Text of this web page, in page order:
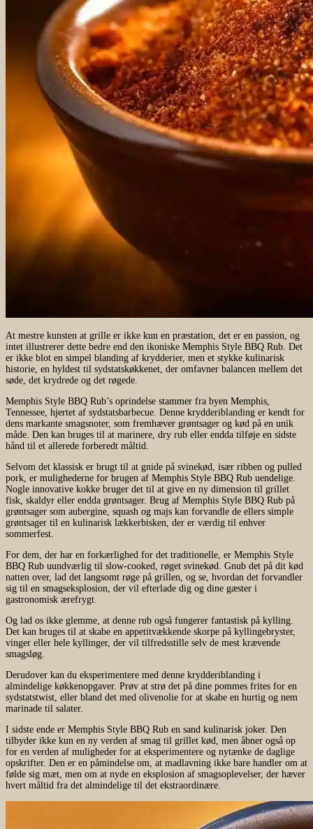
At mestre kunsten at grille er ikke kun en præstation, det er en passion, og
intet illustrerer dette bedre end den ikoniske Memphis Style BBQ Rub. Det
er ikke blot en simpel blanding af krydderier, men et stykke kulinarisk
historie, en hyldest til sydstatskøkkenet, der omfavner balancen mellem det
søde, det krydrede og det røgede.
Memphis Style BBQ Rub’s oprindelse stammer fra byen Memphis,
Tennessee, hjertet af sydstatsbarbecue. Denne krydderiblanding er kendt for
dens markante smagsnoter, som fremhæver grøntsager og kød på en unik
måde. Den kan bruges til at marinere, dry rub eller endda tilføje en sidste
hånd til et allerede forberedt måltid.
Selvom det klassisk er brugt til at gnide på svinekød, især ribben og pulled
pork, er mulighederne for brugen af Memphis Style BBQ Rub uendelige.
Nogle innovative kokke bruger det til at give en ny dimension til grillet
fisk, skaldyr eller endda grøntsager. Brug af Memphis Style BBQ Rub på
grøntsager som aubergine, squash og majs kan forvandle de ellers simple
grøntsager til en kulinarisk lækkerbisken, der er værdig til enhver
sommerfest.
For dem, der har en forkærlighed for det traditionelle, er Memphis Style
BBQ Rub uundværlig til slow-cooked, røget svinekød. Gnub det på dit kød
natten over, lad det langsomt røge på grillen, og se, hvordan det forvandler
sig til en smagseksplosion, der vil efterlade dig og dine gæster i
gastronomisk ærefrygt.
Og lad os ikke glemme, at denne rub også fungerer fantastisk på kylling.
Det kan bruges til at skabe en appetitvækkende skorpe på kyllingebryster,
vinger eller hele kyllinger, der vil tilfredsstille selv de mest krævende
smagsløg.
Derudover kan du eksperimentere med denne krydderiblanding i
almindelige køkkenopgaver. Prøv at strø det på dine pommes frites for en
sydstatstwist, eller bland det med olivenolie for at skabe en hurtig og nem
marinade til salater.
I sidste ende er Memphis Style BBQ Rub en sand kulinarisk joker. Den
tilbyder ikke kun en ny verden af smag til grillet kød, men åbner også op
for en verden af muligheder for at eksperimentere og nytænke de daglige
opskrifter. Den er en påmindelse om, at madlavning ikke bare handler om at
følde sig mæt, men om at nyde en eksplosion af smagsoplevelser, der hæver
hvert måltid fra det almindelige til det ekstraordinære.